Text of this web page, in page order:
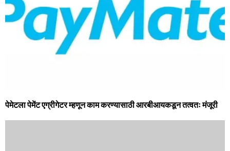
पेमेटला पेमेंट एग्रीगेटर म्हणून काम करण्यासाठी आरबीआयकडून तत्वतः मंजूरी